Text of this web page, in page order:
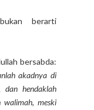
berarti
bersabda:
akadnya di
dan hendaklah
walimah, meski